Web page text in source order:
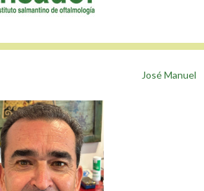
José Manuel